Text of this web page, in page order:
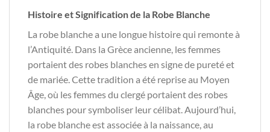
Histoire et Signification de la Robe Blanche
La robe blanche a une longue histoire qui remonte à
l’Antiquité. Dans la Grèce ancienne, les femmes
portaient des robes blanches en signe de pureté et
de mariée. Cette tradition a été reprise au Moyen
Âge, où les femmes du clergé portaient des robes
blanches pour symboliser leur célibat. Aujourd’hui,
la robe blanche est associée à la naissance, au